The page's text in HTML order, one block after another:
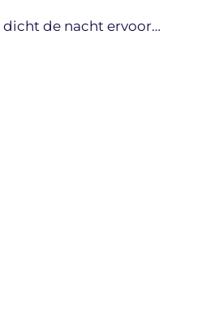
dicht de nacht ervoor…